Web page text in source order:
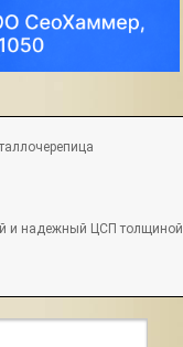
и надежный ЦСП толщиной